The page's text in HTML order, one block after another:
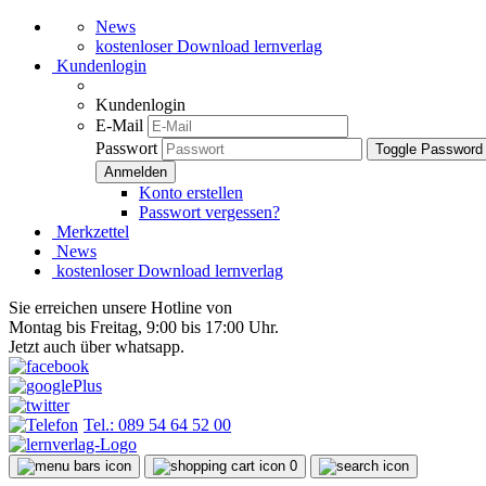
News
kostenloser Download lernverlag
Kundenlogin
Kundenlogin
E-Mail
Passwort
Toggle
Konto erstellen
Passwort vergessen?
Merkzettel
News
kostenloser Download lernverlag
Sie erreichen unsere Hotline von
Montag bis Freitag, 9:00 bis 17:00 Uhr.
Jetzt auch über whatsapp.
Tel.: 089 54 64 52 00
0